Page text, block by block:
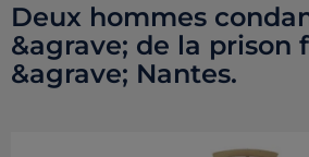
Deux hommes
&agrave; de la prison
&agrave; Nantes.